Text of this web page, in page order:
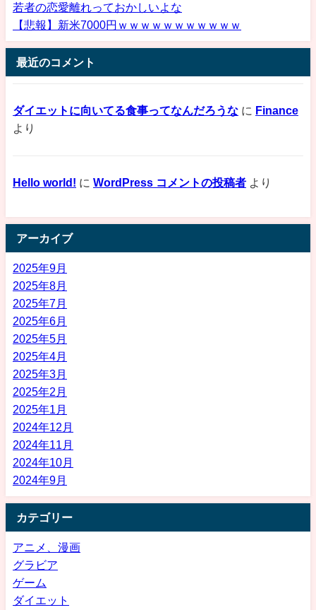
若者の恋愛離れっておかしいよな
【悲報】新米7000円ｗｗｗｗｗｗｗｗｗｗｗ
最近のコメント
ダイエットに向いてる食事ってなんだろうな に Finance
より
Hello world! に WordPress コメントの投稿者 より
アーカイブ
2025年9月
2025年8月
2025年7月
2025年6月
2025年5月
2025年4月
2025年3月
2025年2月
2025年1月
2024年12月
2024年11月
2024年10月
2024年9月
カテゴリー
アニメ、漫画
グラビア
ゲーム
ダイエット